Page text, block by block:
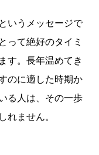
いうメッセージで
って絶好のタイミ
す。長年温めてき
のに適した時期か
る人は、その一歩
れません。